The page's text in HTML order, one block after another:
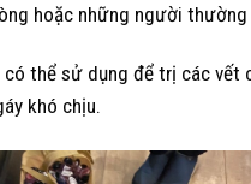
hoặc những người
thể sử dụng để trị các
khó chịu.